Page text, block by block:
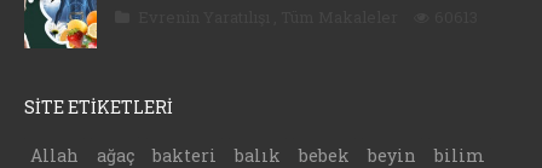
SİTE ETİKETLERİ
Allah ağaç bakteri balık bebek beyin bilim